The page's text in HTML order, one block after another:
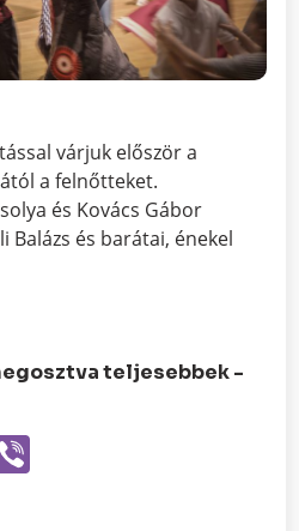
várjuk először a
a felnőtteket.
és Kovács Gábor
Balázs és barátai, énekel
teljesebbek -